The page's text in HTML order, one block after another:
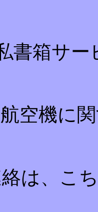
書箱サ
空機に
は、こ